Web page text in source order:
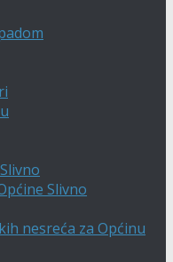
Slivno
nesreća za Općinu